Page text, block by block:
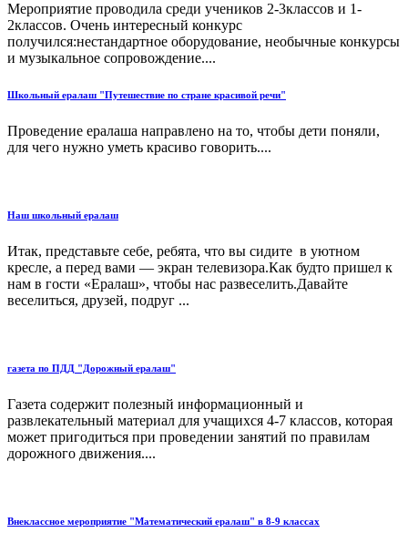
Мероприятие проводила среди учеников 2-3классов и 1-
2классов. Очень интересный конкурс
получился:нестандартное оборудование, необычные конкурсы
и музыкальное сопровождение....
Школьный ералаш "Путешествие по стране красивой речи"
Проведение ералаша направлено на то, чтобы дети поняли,
для чего нужно уметь красиво говорить....
Наш школьный ералаш
Итак, представьте себе, ребята, что вы сидите в уютном
кресле, а перед вами — экран теле­визора.Как будто пришел к
нам в гости «Ералаш», чтобы нас развеселить.Давайте
веселиться, друзей, подруг ...
газета по ПДД "Дорожный ералаш"
Газета содержит полезный информационный и
развлекательный материал для учащихся 4-7 классов, которая
может пригодиться при проведении занятий по правилам
дорожного движения....
Внеклассное мероприятие "Математический ералаш" в 8-9 классах